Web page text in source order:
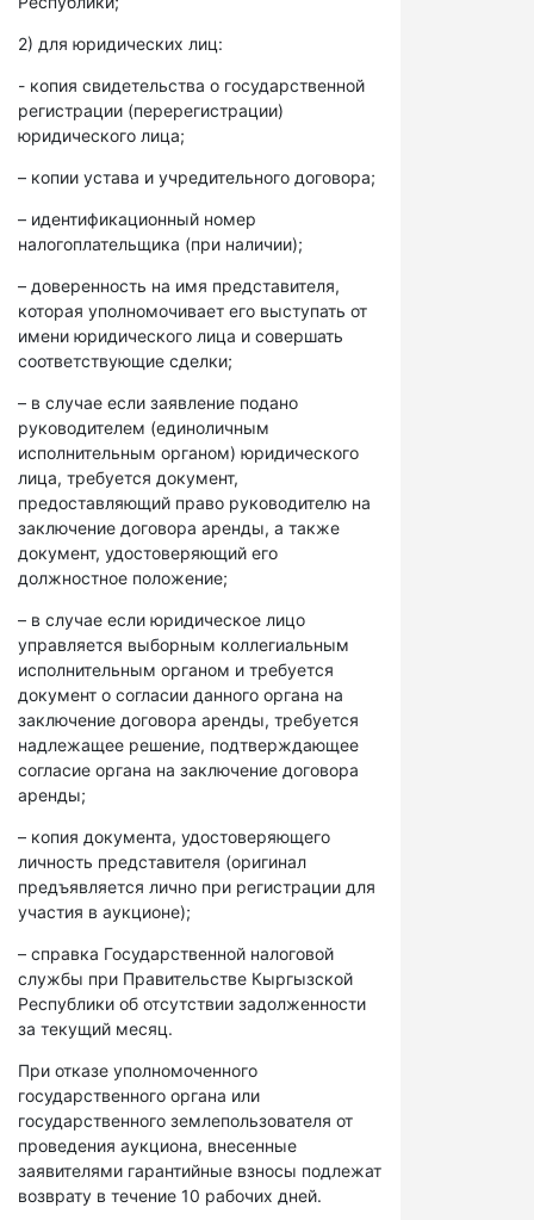
2) для юридических лиц:
- копия свидетельства о государственной
регистрации (перерегистрации)
юридического лица;
– копии устава и учредительного договора;
– идентификационный номер
налогоплательщика (при наличии);
– доверенность на имя представителя,
которая уполномочивает его выступать от
имени юридического лица и совершать
соответствующие сделки;
– в случае если заявление подано
руководителем (единоличным
исполнительным органом) юридического
лица, требуется документ,
предоставляющий право руководителю на
заключение договора аренды, а также
документ, удостоверяющий его
должностное положение;
– в случае если юридическое лицо
управляется выборным коллегиальным
исполнительным органом и требуется
документ о согласии данного органа на
заключение договора аренды, требуется
надлежащее решение, подтверждающее
согласие органа на заключение договора
аренды;
– копия документа, удостоверяющего
личность представителя (оригинал
предъявляется лично при регистрации для
участия в аукционе);
– справка Государственной налоговой
службы при Правительстве Кыргызской
Республики об отсутствии задолженности
за текущий месяц.
При отказе уполномоченного
государственного органа или
государственного землепользователя от
проведения аукциона, внесенные
заявителями гарантийные взносы подлежат
возврату в течение 10 рабочих дней.